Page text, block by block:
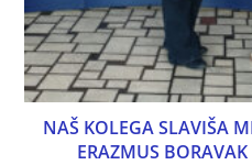
NAŠ KOLEGA SLAVIŠA
ERAZMUS